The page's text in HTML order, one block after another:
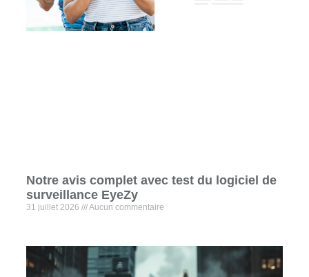
Notre avis complet avec test du logiciel de
surveillance EyeZy
31 juillet 2026 Aucun commentaire